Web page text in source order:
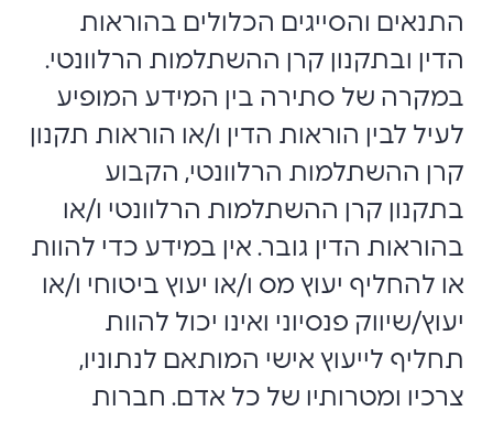
התנאים והסייגים הכלולים בהוראות
הדין ובתקנון קרן ההשתלמות הרלוונטי.
במקרה של סתירה בין המידע המופיע
לעיל לבין הוראות הדין ו/או הוראות תקנון
קרן ההשתלמות הרלוונטי, הקבוע
בתקנון קרן ההשתלמות הרלוונטי ו/או
בהוראות הדין גובר. אין במידע כדי להוות
או להחליף יעוץ מס ו/או יעוץ ביטוחי ו/או
יעוץ/שיווק פנסיוני ואינו יכול להוות
תחליף לייעוץ אישי המותאם לנתוניו,
צרכיו ומטרותיו של כל אדם. חברות